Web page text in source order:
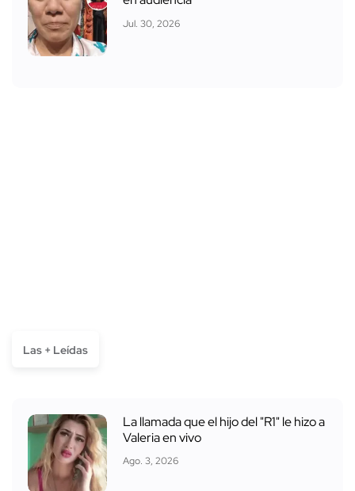
Jul. 30, 2026
Las + Leídas
La llamada que el hijo del "R1" le hizo a
Valeria en vivo
Ago. 3, 2026